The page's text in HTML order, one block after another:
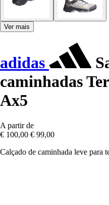
Ver mais
adidas
caminhadas
Ax5
A partir de
€ 100,00 € 99,00
Calçado de caminhada leve para